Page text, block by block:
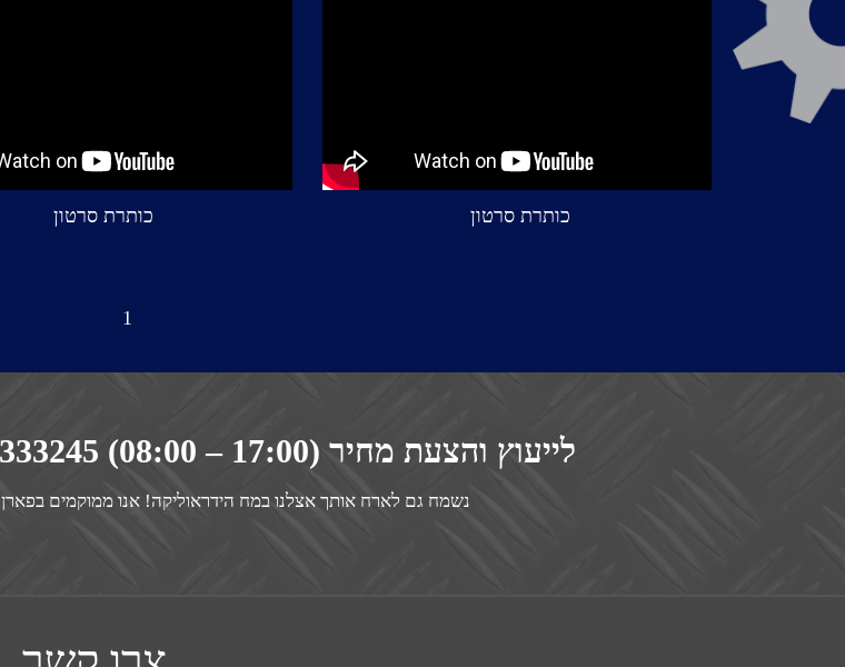
1
כותרת סרטון כותרת סרטון
לייעוץ והצעת מחיר (meirmh@bezeqint.net 08-9333245 (08:00 – 17:00
נשמח גם לארח אותך אצלנו במח הידראוליקה! אנו ממוקמים בפארן 2, א.ת. צפוני, יבנה מבנה 23 בקומה ה-2